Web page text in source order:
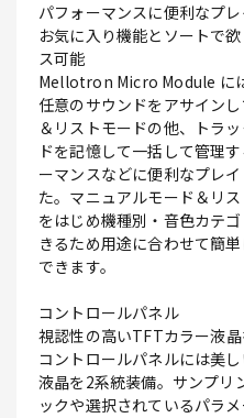
パフォーマンスに便利なプ
お気に入り機能とソートで
ス可能
Mellotron Micro Module に
任意のサウンドをアサイン
＆リストモードの他、トラ
ドを記憶して一括して管理
ーマンスなどに便利なプレ
た。マニュアルモード＆リ
をはじめ機種別・音色カテ
きるため用途に合わせて簡
できます。
コントロールパネル
視認性の高いTFTカラー液
コントロールパネルには美
液晶を2系統装備。サンプリ
ックや選択されているパラメ